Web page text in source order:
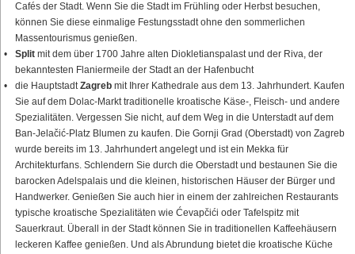
Cafés der Stadt. Wenn Sie die Stadt im Frühling oder Herbst besuchen,
können Sie diese einmalige Festungsstadt ohne den sommerlichen
Massentourismus genießen.
Split mit dem über 1700 Jahre alten Diokletianspalast und der Riva, der
bekanntesten Flaniermeile der Stadt an der Hafenbucht
die HauptstadtZagreb mit Ihrer Kathedrale aus dem 13. Jahrhundert. Kaufen
Sie auf dem Dolac-Markt traditionelle kroatische Käse-, Fleisch- und andere
Spezialitäten. Vergessen Sie nicht, auf dem Weg in die Unterstadt auf dem
Ban-Jelačić-Platz Blumen zu kaufen. Die Gornji Grad (Oberstadt) von Zagreb
wurde bereits im 13. Jahrhundert angelegt und ist ein Mekka für
Architekturfans. Schlendern Sie durch die Oberstadt und bestaunen Sie die
barocken Adelspalais und die kleinen, historischen Häuser der Bürger und
Handwerker. Genießen Sie auch hier in einem der zahlreichen Restaurants
typische kroatische Spezialitäten wie Ćevapčići oder Tafelspitz mit
Sauerkraut. Überall in der Stadt können Sie in traditionellen Kaffeehäusern
leckeren Kaffee genießen. Und als Abrundung bietet die kroatische Küche